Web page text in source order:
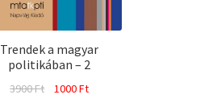
Trendek a magyar
politikában – 2
3900Ft
Original
1000FtCurrent